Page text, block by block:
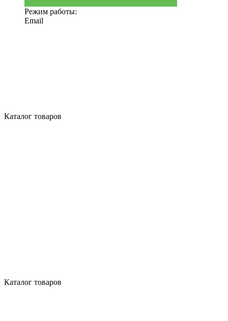
Режим работы:
Email
Каталог товаров
Каталог товаров